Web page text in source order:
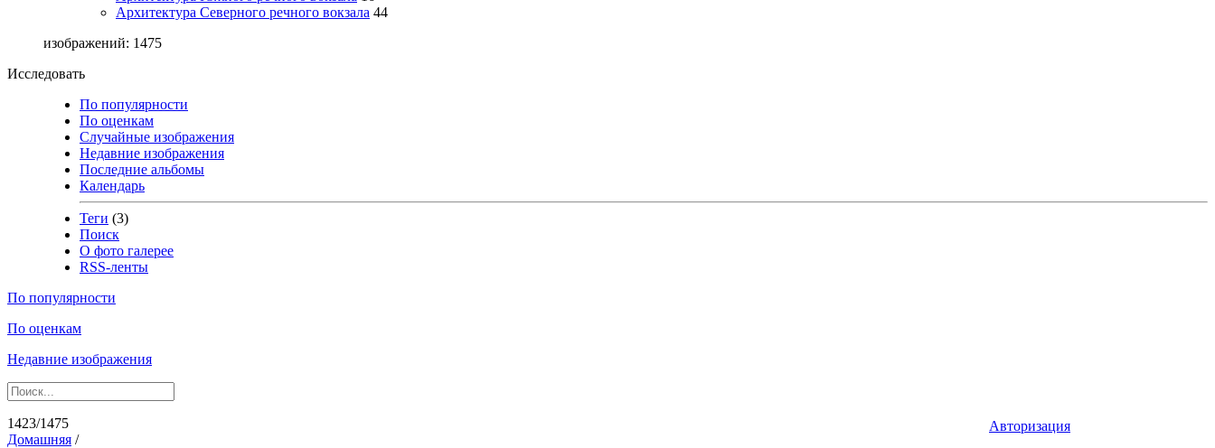
Архитектура Северного речного вокзала 44
изображений: 1475
Исследовать
По популярности
По оценкам
Случайные изображения
Недавние изображения
Последние альбомы
Календарь
Теги (3)
Поиск
О фото галерее
RSS-ленты
По популярности
По оценкам
Недавние изображения
Авторизация
1423/1475
Домашняя /